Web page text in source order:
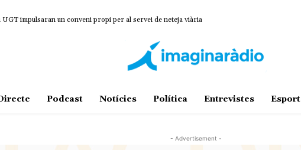
UGT impulsaran un conveni propi per al servei de neteja viària
Podcast Notícies Política Entrevistes Esport
- Advertisement -